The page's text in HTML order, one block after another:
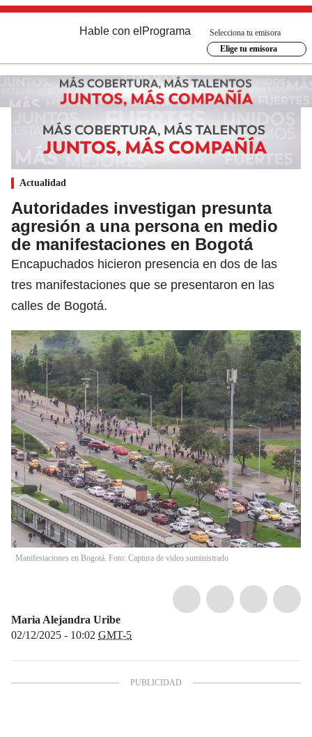
Hable con el Programa
Selecciona tu emisora
Elige tu emisora
Actualidad
Autoridades investigan presunta
agresión a una persona en medio
de manifestaciones en Bogotá
Encapuchados hicieron presencia en dos de las
tres manifestaciones que se presentaron en las
calles de Bogotá.
Manifestaciones en Bogotá. Foto: Captura de video suministrado
Maria Alejandra Uribe
02/12/2025 - 10:02 GMT-5